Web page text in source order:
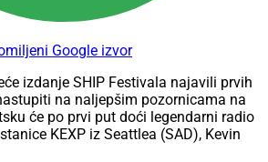
Google izvor
izdanje SHIP Festivala najavili prvih
na naljepšim pozornicama na
će po prvi put doći legendarni radio
KEXP iz Seattlea (SAD), Kevin